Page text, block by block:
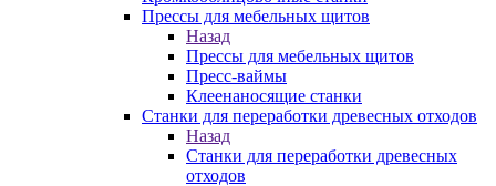
Прессы для мебельных щитов
Назад
Прессы для мебельных щитов
Пресс-ваймы
Клеенаносящие станки
Станки для переработки древесных отходов
Назад
Станки для переработки древесных
отходов